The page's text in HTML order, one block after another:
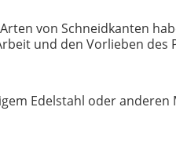
von Schneidkanten
und den Vorlieben des
Edelstahl oder